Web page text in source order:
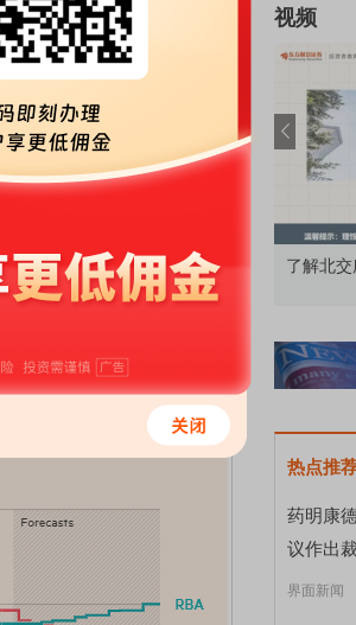
越多的地区将加息视为下一
明年的经济前景都将发生
走向的分化，未来可能加剧
视频
识：从基础认知到特色品种 了解北
热点推
药明康
议作出
界面新闻